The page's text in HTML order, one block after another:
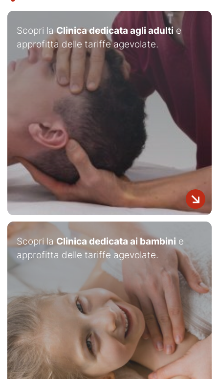
Scopri la Clinica dedicata agli adultie
approfitta delle tariffe agevolate.
Scopri la Clinica dedicata ai bambini e
approfitta delle tariffe agevolate.​